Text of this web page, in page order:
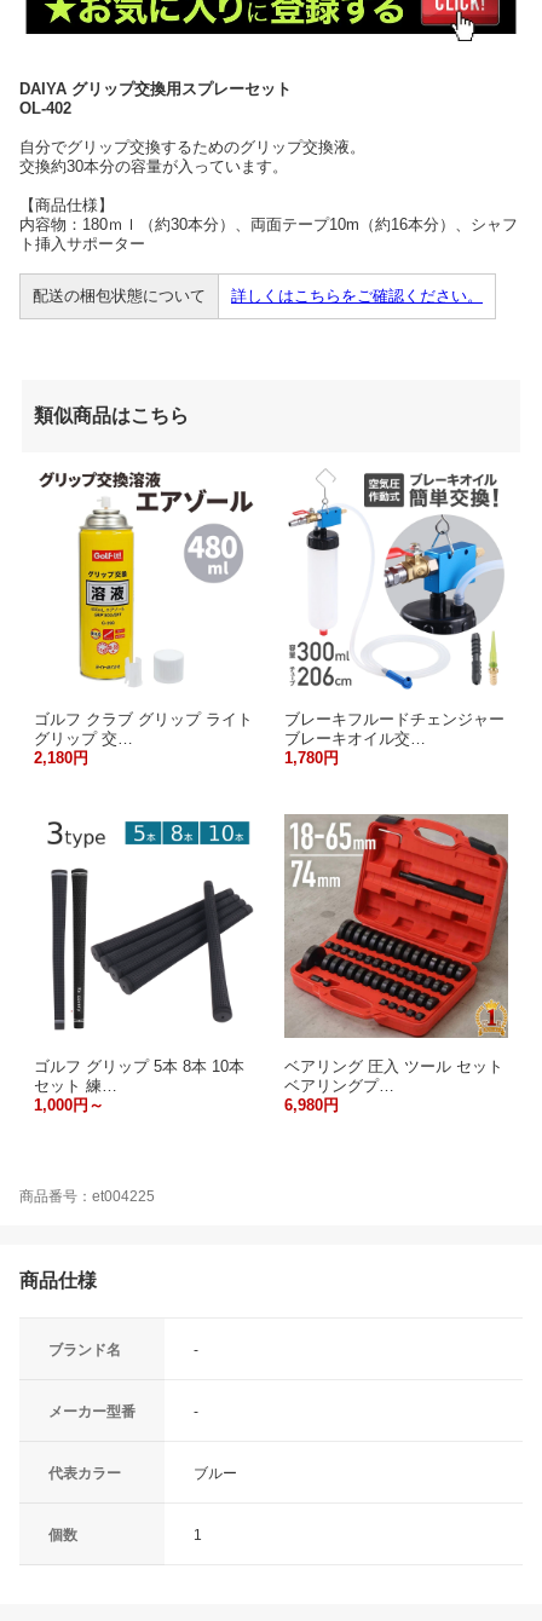
DAIYA グリップ交換用スプレーセット
OL-402
自分でグリップ交換するためのグリップ交換液。
交換約30本分の容量が入っています。
【商品仕様】
内容物：180ｍｌ（約30本分）、両面テープ10m（約16本分）、シャフ
ト挿入サポーター
配送の梱包状態について 詳しくはこちらをご確認ください。
類似商品はこちら
ゴルフ クラブ グリップ ライト
グリップ 交…
2,180円
ブレーキフルードチェンジャー
ブレーキオイル交…
1,780円
ゴルフ グリップ 5本 8本 10本
セット 練…
1,000円～
ベアリング 圧入 ツール セット
ベアリングプ…
6,980円
商品番号：et004225
商品仕様
ブランド名 -
メーカー型番 -
代表カラー ブルー
個数 1